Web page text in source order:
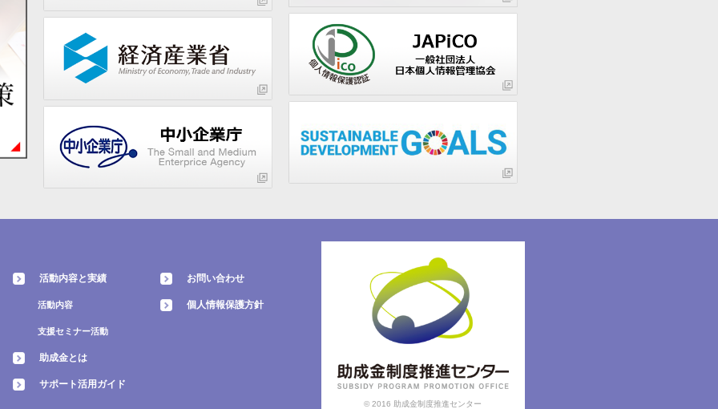
© 2016 助成金制度推進センター
活動内容と実績
活動内容
支援セミナー活動
助成金とは
サポート活用ガイド
お問い合わせ
個人情報保護方針